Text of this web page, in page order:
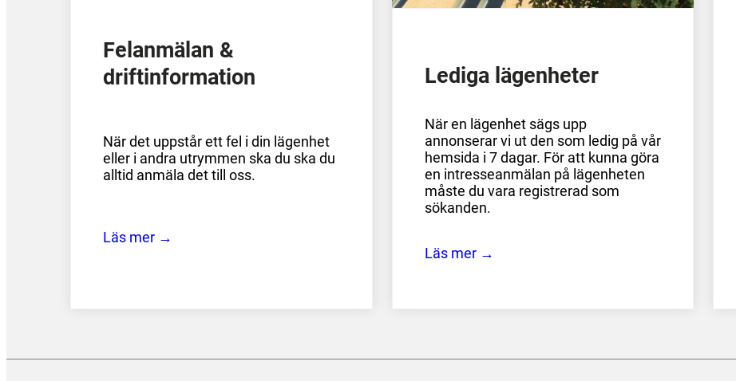
Felanmälan &
driftinformation
När det uppstår ett fel i din lägenhet
eller i andra utrymmen ska du ska du
alltid anmäla det till oss.
Läs mer →
Lediga lägenheter
När en lägenhet sägs upp
annonserar vi ut den som ledig på vår
hemsida i 7 dagar. För att kunna göra
en intresseanmälan på lägenheten
måste du vara registrerad som
sökanden.
Läs mer →